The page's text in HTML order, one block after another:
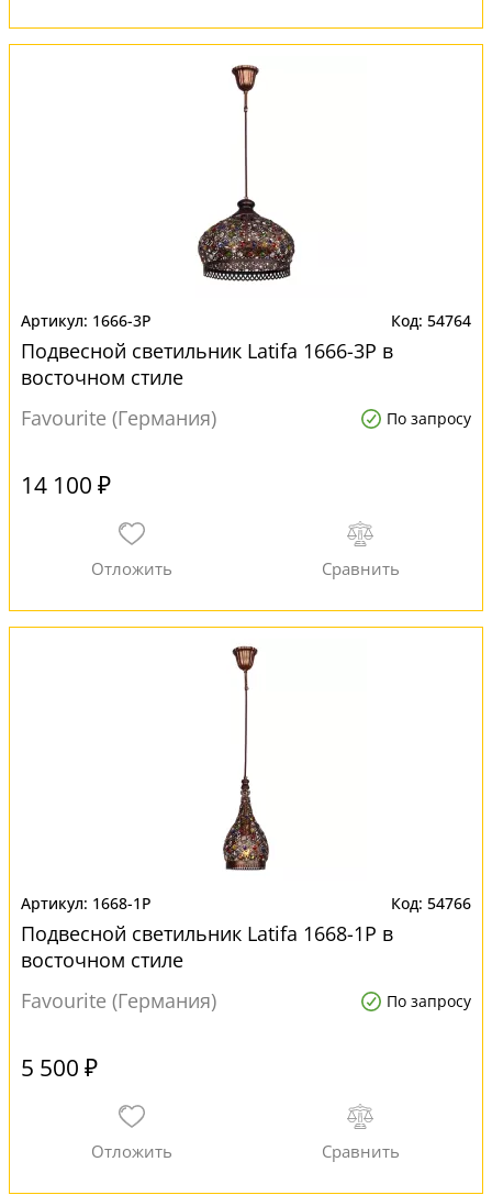
1666-3P 54764
Подвесной светильник Latifa 1666-3P в
восточном стиле
Favourite (Германия)
По запросу
14 100 ₽
1668-1P 54766
Подвесной светильник Latifa 1668-1P в
восточном стиле
Favourite (Германия)
По запросу
5 500 ₽